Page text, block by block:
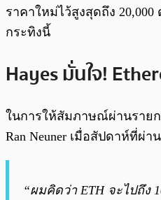
ราคาใหม่ไว้สูงสุดถึง
กระทิงนี้
Hayes มั่นใจ!
ในการให้สัมภาษณ์ผ่านรายก
Ran Neuner เมื่อสัปดาห์ที่ผ่า
“ผมคิดว่า ETH จะไปถึง